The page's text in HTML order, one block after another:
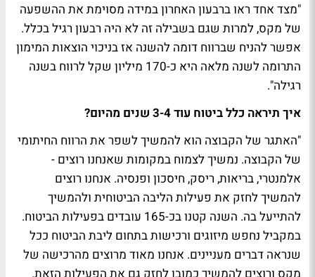
"מצד אחד ראו ברבעון האחרון במידה מסוימת את ההשפעה
של מקס, למרות שגם בשבילה זה לא היה רבעון רגיל בכלל.
אפשר להניח שברווח דומה להשנה אז בניכוי הוצאות המימון
התרומה לשנה מלאה היא כ-170 מיליון שקל לרווח בשנה
רגילה".
איך תיראה כלל ביטוח עוד 3-4 שנים מהיום?
"האתגר של הקבוצה הוא להמשיך לשפר את הרווח החיתומי
של הקבוצה. נמשיך לצמוח במקומות שאנחנו רוצים -
אלמנטרי, בריאות, ריסק, חיסכון ופנסיה. אנחנו רוצים
להמשיך לחזק את פעילות הליבה הביטוחית ולהמשיך
להתייעל בה. השנה קטנו בכ-165 עובדים בפעילות הביטוח.
במקביל נחפש מיזוגים ורכישות בתחום ליבת הביטוח ככל
שנראה דברים מעניינים. אנחנו מאוד מרוצים מהרכישה של